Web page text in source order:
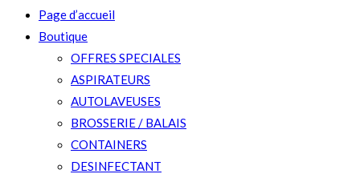
Page d’accueil
Boutique
OFFRES SPECIALES
ASPIRATEURS
AUTOLAVEUSES
BROSSERIE / BALAIS
CONTAINERS
DESINFECTANT